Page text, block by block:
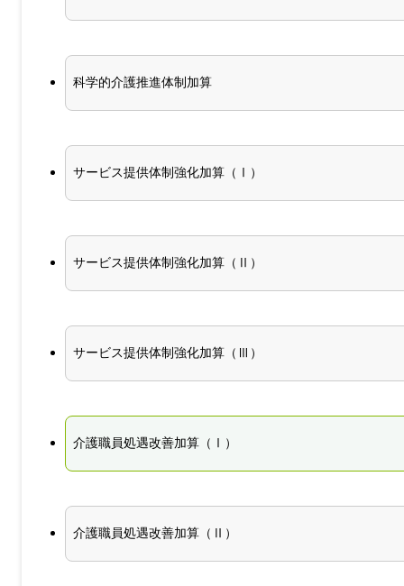
科学的介護推進体制加算
サービス提供体制強化加算（Ⅰ）
サービス提供体制強化加算（Ⅱ）
サービス提供体制強化加算（Ⅲ）
介護職員処遇改善加算（Ⅰ）
介護職員処遇改善加算（Ⅱ）